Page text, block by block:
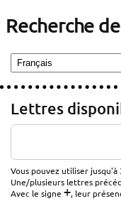
Recherche
Lettres
Vous pouvez utiliser jusqu'à
Une/plusieurs lettres
Avec le signe +, leur